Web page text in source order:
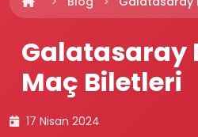
Galatasaray
Maç Biletleri
17 Nisan 2024